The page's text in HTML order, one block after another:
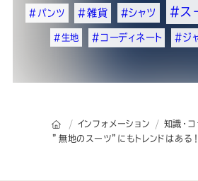
#パンツ #雑貨 #シャツ #ス
#生地 #コーディネート #ジ
オーダースーツSADAのトップペ
インフォメーション 知識・コ